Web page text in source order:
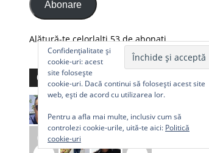
Abonare
Alătură-te celorlalți 53 de abonați.
Comunitate
Confidențialitate și
cookie-uri: acest
site folosește
cookie-uri. Dacă continui să folosești acest site
web, ești de acord cu utilizarea lor.
Pentru a afla mai multe, inclusiv cum să
controlezi cookie-urile, uită-te aici: Politică
cookie-uri